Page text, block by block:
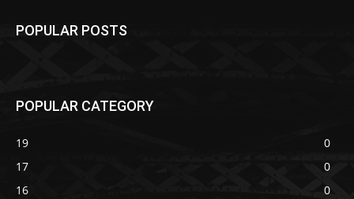
POPULAR POSTS
POPULAR CATEGORY
19
0
17
0
16
0